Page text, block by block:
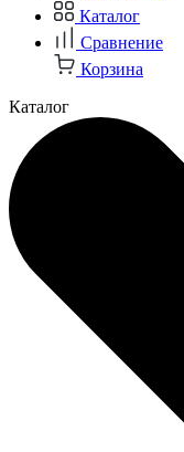
Каталог
Сравнение
Корзина
Каталог